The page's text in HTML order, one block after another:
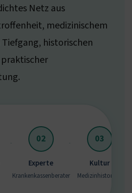
Netz aus
medizinischem
historischen
02
Experte
Krankenkassenberater
03
Kultur
Medizinhistoriker